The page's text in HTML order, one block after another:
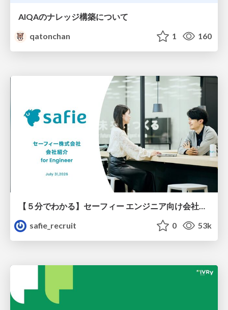
AIQAのナレッジ構築について
qatonchan
1 160
【５分でわかる】セーフィー エンジニア向け会社紹介
safie_recruit
0 53k